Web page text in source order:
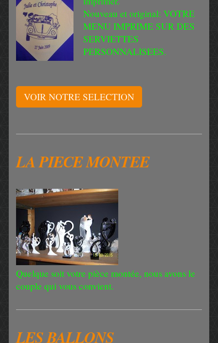
Nouveau et original: VOTRE
MENU IMPRIME SUR DES
SERVIETTES
PERSONNALISEES.
VOIR NOTRE SELECTION
LA PIECE MONTEE
Quelque soit votre pièce montée, nous avons le
couple qui vous convient.
LES BALLONS